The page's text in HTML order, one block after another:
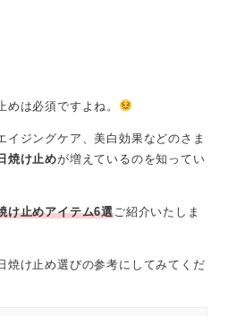
は必須ですよね。
イジングケア、美白効果などのさま
焼け止めが増えているのを知ってい
け止めアイテム6選ご紹介いたしま
焼け止め選びの参考にしてみてくだ